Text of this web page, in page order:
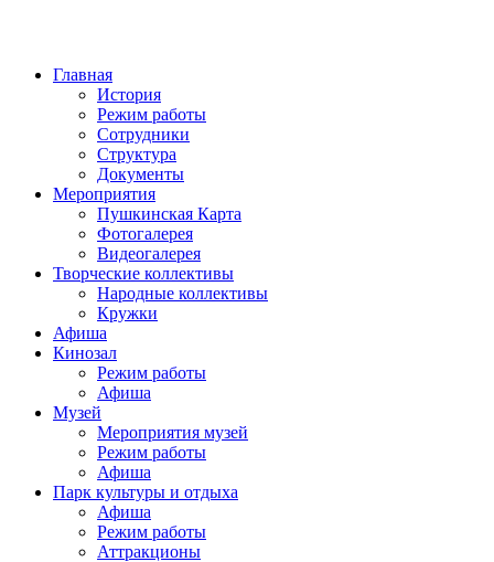
Главная
История
Режим работы
Сотрудники
Структура
Документы
Мероприятия
Пушкинская Карта
Фотогалерея
Видеогалерея
Творческие коллективы
Народные коллективы
Кружки
Афиша
Кинозал
Режим работы
Афиша
Музей
Мероприятия музей
Режим работы
Афиша
Парк культуры и отдыха
Афиша
Режим работы
Аттракционы